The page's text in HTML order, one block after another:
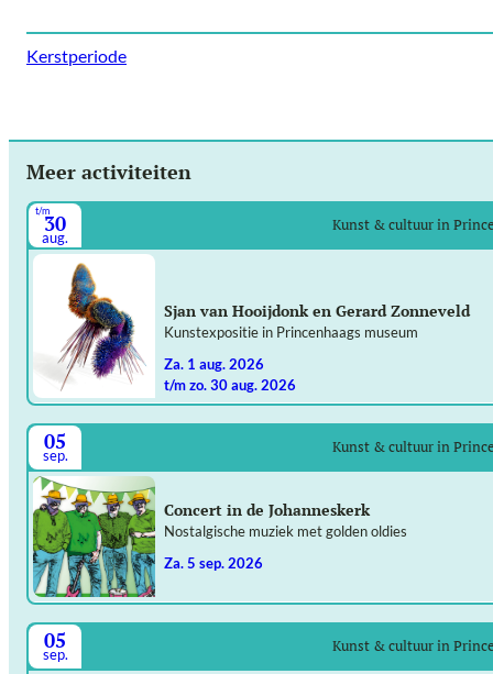
Kerstperiode
Meer activiteiten
t/m
30
aug.
Kunst & cultuur in
Sjan van Hooijdonk en Gerard Zonneveld
Kunstexpositie in Princenhaags museum
za. 1 aug. 2026
t/m zo. 30 aug. 2026
05
sep. Kunst & cultuur in
Concert in de Johanneskerk
Nostalgische muziek met golden oldies
za. 5 sep. 2026
05
sep. Kunst & cultuur in